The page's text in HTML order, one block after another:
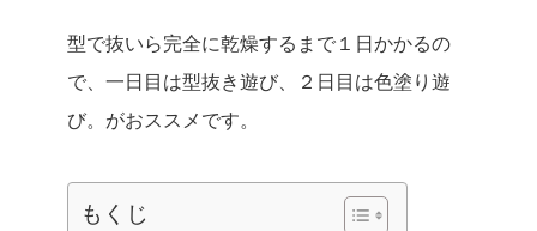
型で抜いら完全に乾燥するまで１日かかるの
で、一日目は型抜き遊び、２日目は色塗り遊
び。がおススメです。
もくじ